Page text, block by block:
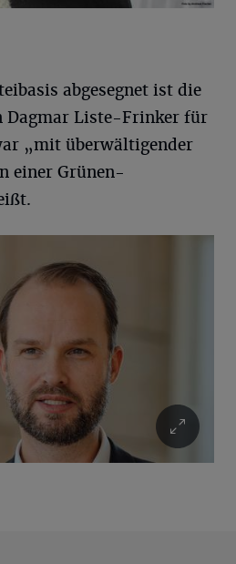
abgesegnet ist die
Dagmar Liste-Frinker für
„mit überwältigender
einer Grünen-